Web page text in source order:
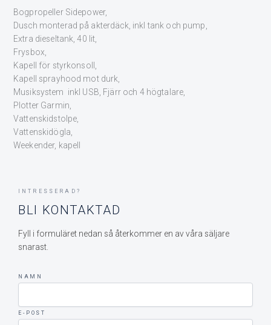
Bogpropeller Sidepower,
Dusch monterad på akterdäck, inkl tank och pump,
Extra dieseltank, 40 lit,
Frysbox,
Kapell för styrkonsoll,
Kapell sprayhood mot durk,
Musiksystem inkl USB, Fjärr och 4 högtalare,
Plotter Garmin,
Vattenskidstolpe,
Vattenskidögla,
Weekender, kapell
INTRESSERAD?
BLI KONTAKTAD
Fyll i formuläret nedan så återkommer en av våra säljare
snarast.
NAMN
E-POST